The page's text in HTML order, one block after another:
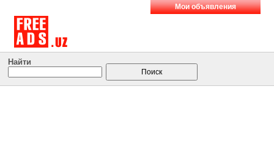
Мои объявления
Найти